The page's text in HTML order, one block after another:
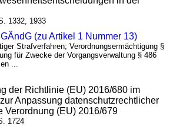
1332, 1933
(zu Artikel 1 Nummer 13)
Strafverfahren; Verordnungsermächtigung §
für Zwecke der Vorgangsverwaltung § 486
...
der Richtlinie (EU) 2016/680 im
Anpassung datenschutzrechtlicher
Verordnung (EU) 2016/679
1724